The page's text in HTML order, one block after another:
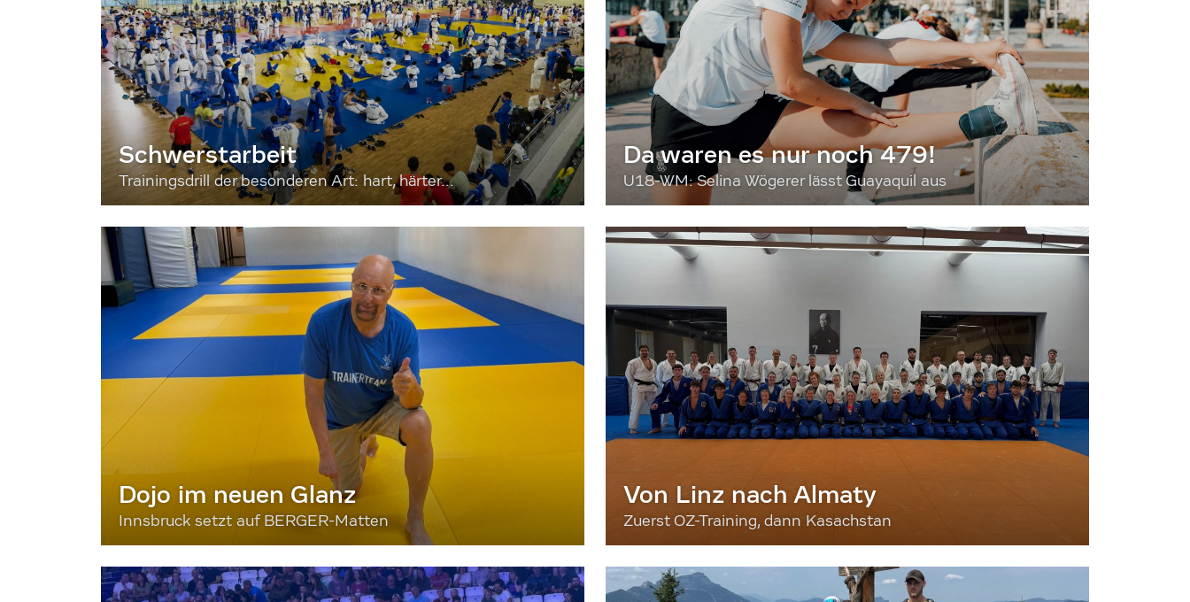
Schwerstarbeit
Trainingsdrill der besonderen Art: hart, härter...
Da waren es nur noch 479!
U18-WM: Selina Wögerer lässt Guayaquil aus
Dojo im neuen Glanz
Innsbruck setzt auf BERGER-Matten
Von Linz nach Almaty
Zuerst OZ-Training, dann Kasachstan